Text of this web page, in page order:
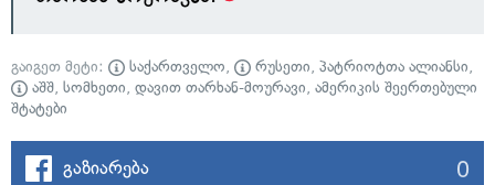
გაიგეთ მეტი: საქართველო, რუსეთი, პატრიოტთა ალიანსი,
აშშ, სომხეთი, დავით თარხან-მოურავი, ამერიკის შეერთებული
შტატები
გაზიარება 0